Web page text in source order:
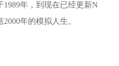
年，到现在已经更新N
年的模拟人生。